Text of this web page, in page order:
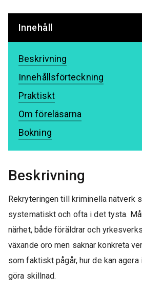
Innehåll
Beskrivning
Innehållsförteckning
Praktiskt
Om föreläsarna
Bokning
Beskrivning
Rekryteringen till kriminella nätverk
systematiskt och ofta i det tysta.
närhet, både föräldrar och
växande oro men saknar konkreta
som faktiskt pågår, hur de kan agera
göra skillnad.